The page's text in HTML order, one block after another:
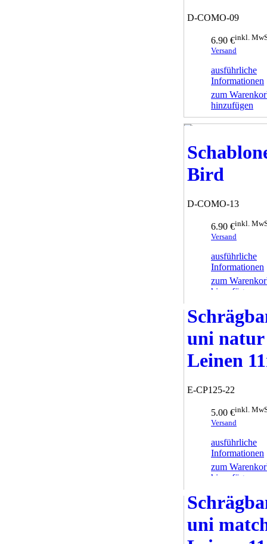
D-COMO-09
6.90 €inkl.
Versand
ausführliche
Informationen
zum
hinzufügen
Bird
D-COMO-13
6.90 €inkl.
Versand
ausführliche
Informationen
zum
hinzufügen
uni natur
Leinen
E-CP125-22
5.00 €inkl.
Versand
ausführliche
Informationen
zum
hinzufügen
uni